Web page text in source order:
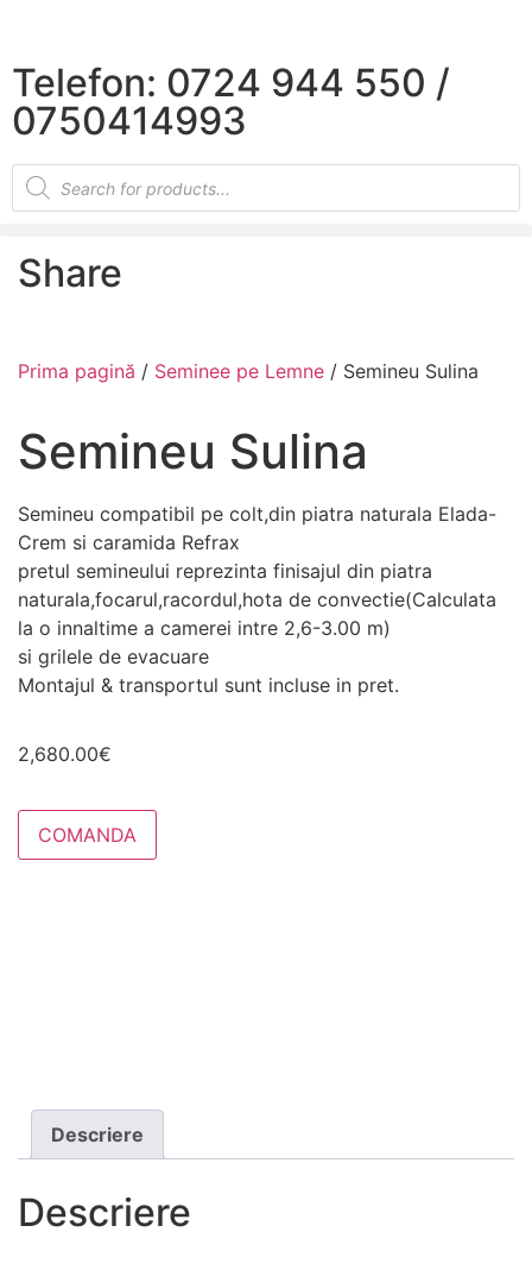
Telefon: 0724 944 550 /
0750414993
Prima pagină / Seminee pe Lemne / Semineu Sulina
Semineu Sulina
Semineu compatibil pe colt,din piatra naturala Elada-
Crem si caramida Refrax
pretul semineului reprezinta finisajul din piatra
naturala,focarul,racordul,hota de convectie(Calculata
la o innaltime a camerei intre 2,6-3.00 m)
si grilele de evacuare
Montajul & transportul sunt incluse in pret.
2,680.00€
COMANDA
Share
Descriere
Descriere
site-ul web
să
funcționeze.